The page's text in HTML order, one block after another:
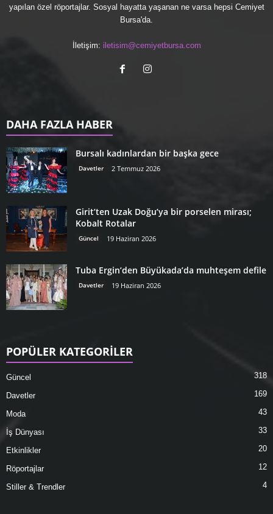
yapılan özel röportajlar. Sosyal hayatta yaşanan ne varsa hepsi Cemiyet
Bursa'da.
İletişim: iletisim@cemiyetbursa.com
DAHA FAZLA HABER
Bursalı kadınlardan bir başka gece
Davetler 2 Temmuz 2026
Girit’ten Uzak Doğu’ya bir porselen mirası;
Kobalt Rotalar
Güncel 19 Haziran 2026
Tuba Ergin’den Büyükada’da muhteşem defile
Davetler 19 Haziran 2026
POPÜLER KATEGORİLER
Güncel 318
Davetler 169
Moda 43
İş Dünyası 33
Etkinlikler 20
Röportajlar 12
Stiller & Trendler 4